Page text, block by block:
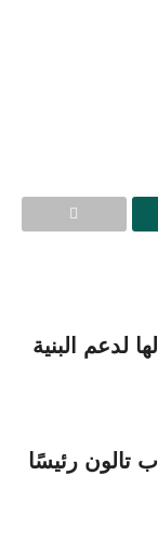
لدعم البنية
تالون رئيسًا